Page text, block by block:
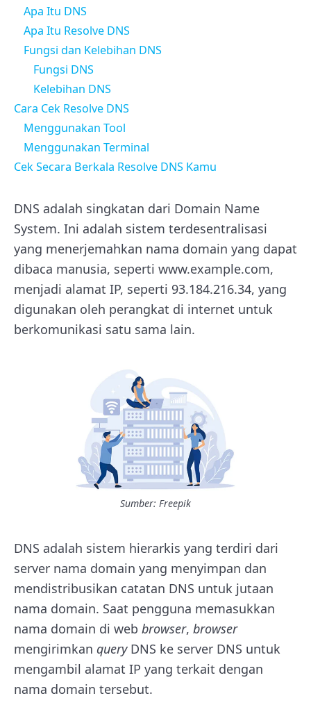
Apa Itu DNS
Apa Itu Resolve DNS
Fungsi dan Kelebihan DNS
Fungsi DNS
Kelebihan DNS
Cara Cek Resolve DNS
Menggunakan Tool
Menggunakan Terminal
Cek Secara Berkala Resolve DNS Kamu
DNS adalah singkatan dari Domain Name
System. Ini adalah sistem terdesentralisasi
yang menerjemahkan nama domain yang dapat
dibaca manusia, seperti www.example.com,
menjadi alamat IP, seperti 93.184.216.34, yang
digunakan oleh perangkat di internet untuk
berkomunikasi satu sama lain.
Sumber: Freepik
DNS adalah sistem hierarkis yang terdiri dari
server nama domain yang menyimpan dan
mendistribusikan catatan DNS untuk jutaan
nama domain. Saat pengguna memasukkan
nama domain di web browser, browser
mengirimkan query DNS ke server DNS untuk
mengambil alamat IP yang terkait dengan
nama domain tersebut.